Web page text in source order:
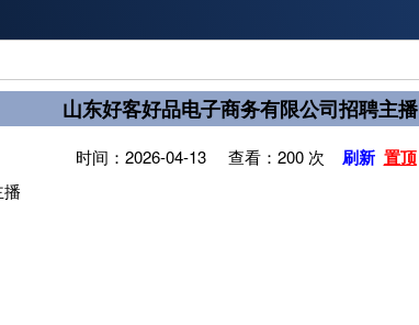
山东好客好品电子商务有限公司招聘主播
时间：2026-04-13 查看：200 次 刷新 置顶
播